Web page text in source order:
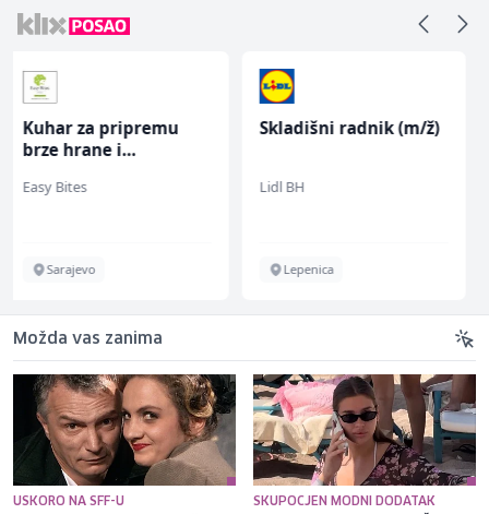
Skladišni radnik (m/ž)
Lidl BH
Lepenica
Konobar (m/ž)
Borbono
Sarajevo
Možda vas zanima
USKORO NA SFF-U SKUPOCJEN MODNI DODATAK